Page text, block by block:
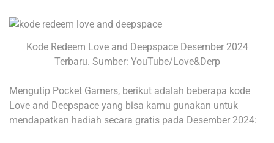
Kode Redeem Love and Deepspace Desember 2024
Terbaru. Sumber: YouTube/Love&Derp
Mengutip Pocket Gamers, berikut adalah beberapa kode
Love and Deepspace yang bisa kamu gunakan untuk
mendapatkan hadiah secara gratis pada Desember 2024: